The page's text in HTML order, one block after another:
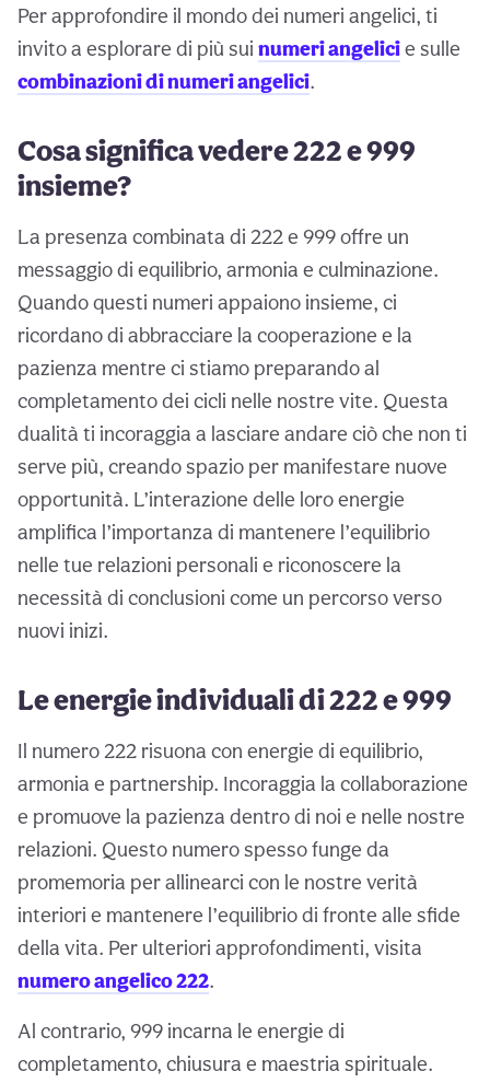
Per approfondire il mondo dei numeri angelici, ti
invito a esplorare di più sui numeri angelicie sulle
combinazioni di numeri angelici.
Cosa significa vedere 222 e 999
insieme?
La presenza combinata di 222 e 999 offre un
messaggio di equilibrio, armonia e culminazione.
Quando questi numeri appaiono insieme, ci
ricordano di abbracciare la cooperazione e la
pazienza mentre ci stiamo preparando al
completamento dei cicli nelle nostre vite. Questa
dualità ti incoraggia a lasciare andare ciò che non ti
serve più, creando spazio per manifestare nuove
opportunità. L’interazione delle loro energie
amplifica l’importanza di mantenere l’equilibrio
nelle tue relazioni personali e riconoscere la
necessità di conclusioni come un percorso verso
nuovi inizi.
Le energie individuali di 222 e 999
Il numero 222 risuona con energie di equilibrio,
armonia e partnership. Incoraggia la collaborazione
e promuove la pazienza dentro di noi e nelle nostre
relazioni. Questo numero spesso funge da
promemoria per allinearci con le nostre verità
interiori e mantenere l’equilibrio di fronte alle sfide
della vita. Per ulteriori approfondimenti, visita
numero angelico 222.
Al contrario, 999 incarna le energie di
completamento, chiusura e maestria spirituale.